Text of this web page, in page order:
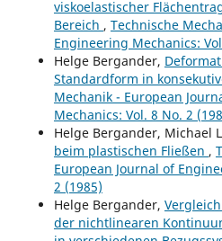
viskoelastischer
Bereich , Technische
Engineering Mechanics:
Helge Bergander,
Standardform in
Mechanik - European
Mechanics: Vol. 8 No. 2
Helge Bergander, Michael
beim plastischen Fließen ,
European Journal of
2 (1985)
Helge Bergander,
der nichtlinearen